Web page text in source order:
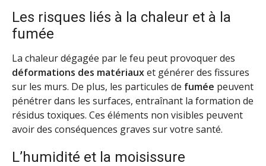
Les risques liés à la chaleur et à la
fumée
La chaleur dégagée par le feu peut provoquer des
déformations des matériauxet générer des fissures
sur les murs. De plus, les particules de fumée peuvent
pénétrer dans les surfaces, entraînant la formation de
résidus toxiques. Ces éléments non visibles peuvent
avoir des conséquences graves sur votre santé.
L’humidité et la moisissure